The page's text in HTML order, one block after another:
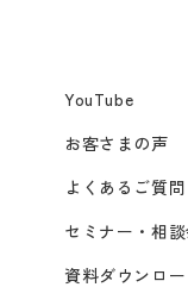
YouTube
お客さまの声
よくあるご質問
セミナー・相
資料ダウンロー